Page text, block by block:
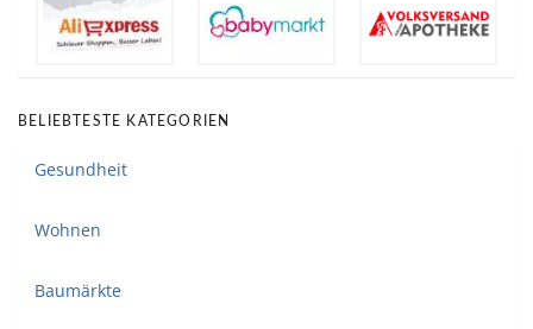
BELIEBTESTE KATEGORIEN
Gesundheit
Wohnen
Baumärkte